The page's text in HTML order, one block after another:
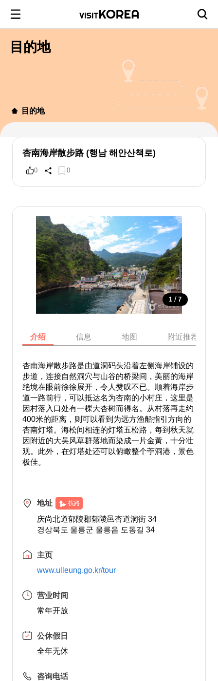
目的地
目的地
杏南海岸散步路 (행남 해안산책로)
0 0
1 / 7
介绍 信息 地图 附近推荐景点
杏南海岸散步路是由道洞码头沿着左侧海岸铺设的
步道，连接自然洞穴与山谷的桥梁间，美丽的海岸
绝境在眼前徐徐展开，令人赞叹不已。顺着海岸步
道一路前行，可以抵达名为杏南的小村庄，这里是
因村落入口处有一棵大杏树而得名。从村落再走约
400米的距离，则可以看到为远方渔船指引方向的
杏南灯塔。海松间相连的灯塔五松路，每到秋天就
因附近的大吴风草群落地而染成一片金黃，十分壮
观。此外，在灯塔处还可以俯瞰整个苧洞港，景色
极佳。
地址 找路
庆尚北道郁陵郡郁陵邑杏道洞街 34
경상북도 울릉군 울릉읍 도동길 34
主页
www.ulleung.go.kr/tour
营业时间
常年开放
公休假日
全年无休
咨询电话